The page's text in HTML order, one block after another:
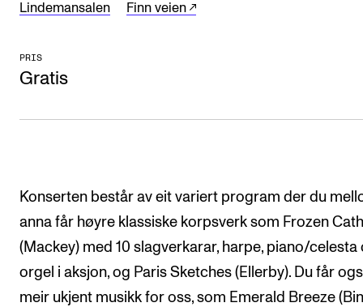
Om Norges musikkhøgskole
Lindemansalen Finn veien
PRIS
Gratis
Konserten består av eit variert program der du
anna får høyre klassiske korpsverk som Frozen
(Mackey) med 10 slagverkarar, harpe, piano/celesta
orgel i aksjon, og Paris Sketches (Ellerby). Du får
meir ukjent musikk for oss, som Emerald Breeze